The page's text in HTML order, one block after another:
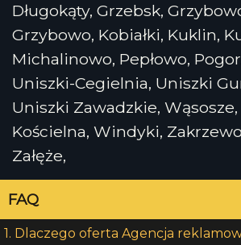
Długokąty, Grzebsk,
Grzybowo, Kobiałki, Kuklin,
Michalinowo, Pepłowo,
Uniszki-Cegielnia, Uniszki
Uniszki Zawadzkie,
Kościelna, Windyki,
Załęże,
FAQ
1. Dlaczego oferta Agencja